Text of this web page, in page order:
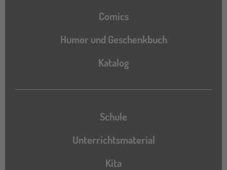
Comics
Humor und Geschenkbuch
Katalog
Katalog
Schule
Unterrichtsmaterial
Kita